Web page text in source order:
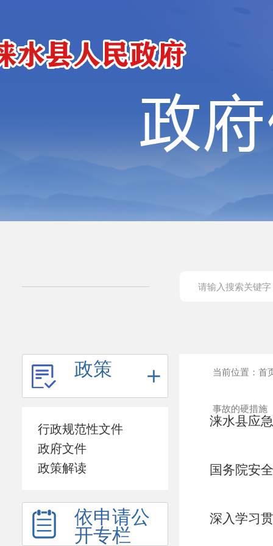
政策
行政规范性文件
政府文件
政策解读
依申请公
开专栏
当前位置： 首
事故的硬措施
涞水县应
国务院安
深入学习